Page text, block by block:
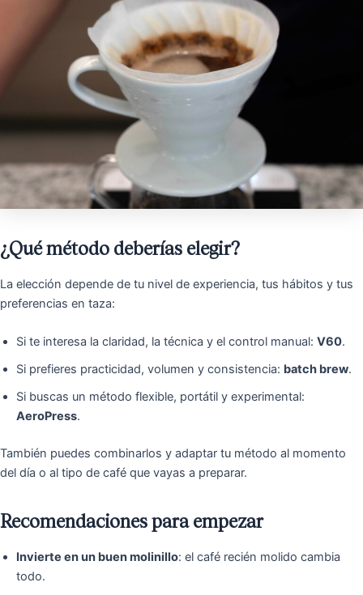
¿Qué método deberías elegir?
La elección depende de tu nivel de experiencia, tus hábitos y tus
preferencias en taza:
Si te interesa la claridad, la técnica y el control manual: V60.
Si prefieres practicidad, volumen y consistencia: batch brew.
Si buscas un método flexible, portátil y experimental:
AeroPress.
También puedes combinarlos y adaptar tu método al momento
del día o al tipo de café que vayas a preparar.
Recomendaciones para empezar
Invierte en un buen molinillo: el café recién molido cambia
todo.